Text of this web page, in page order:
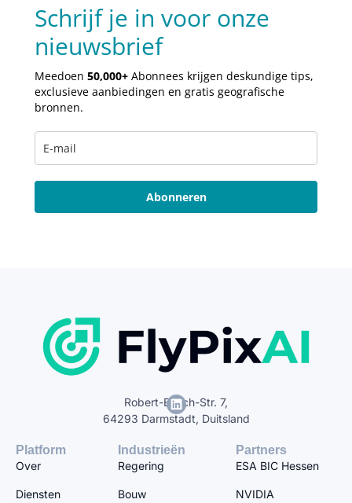
Schrijf je in voor onze
nieuwsbrief
Meedoen 50,000+ Abonnees krijgen deskundige tips,
exclusieve aanbiedingen en gratis geografische
bronnen.
Abonneren
Robert-Bosch-Str. 7,
64293 Darmstadt, Duitsland
Platform
Over
Diensten
Industrieën
Regering
Bouw
Partners
ESA BIC Hessen
NVIDIA